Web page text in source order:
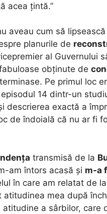
acea țintă.”
aveau cum să
planurile de
al Guvernului
obținute de
Pe primul loc
14 dintr-un
descrierea exactă a
de îndoială că nu ar fi
transmisă de la
am întors acasă și m-a
în care am relatat de
atitudinea mea după
a sârbilor, care